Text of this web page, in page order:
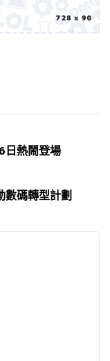
日熱鬧登場
數碼轉型計劃